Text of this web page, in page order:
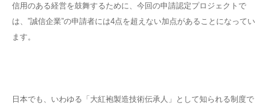
信用のある経営を鼓舞するために、今回の申請認定プロジェクトで
は、”誠信企業”の申請者には4点を超えない加点があることになってい
ます。
日本でも、いわゆる「大紅袍製造技術伝承人」として知られる制度で